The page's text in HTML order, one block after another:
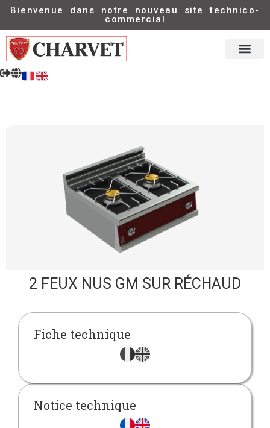
Bienvenue dans notre nouveau site technico-
commercial
2 FEUX NUS GM SUR RÉCHAUD
Fiche technique
Notice technique